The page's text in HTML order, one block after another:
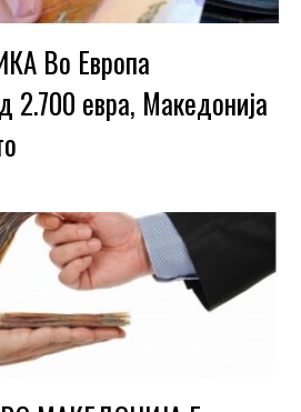
Во Европа
2.700 евра, Македонија